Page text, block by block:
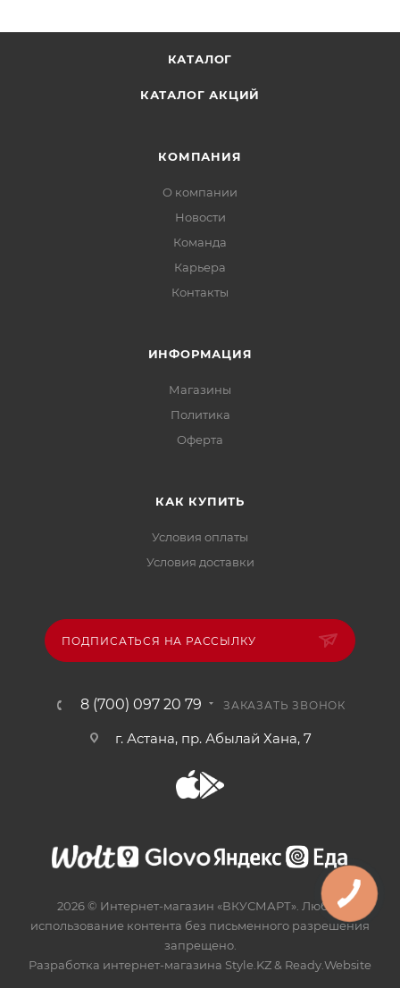
КАТАЛОГ
КАТАЛОГ АКЦИЙ
КОМПАНИЯ
О компании
Новости
Команда
Карьера
Контакты
ИНФОРМАЦИЯ
Магазины
Политика
Офертa
КАК КУПИТЬ
Условия оплаты
Условия доставки
ПОДПИСАТЬСЯ НА РАССЫЛКУ
8 (700) 097 20 79 ЗАКАЗАТЬ ЗВОНОК
г. Астана, пр. Абылай Хана, 7
2026 © Интернет-магазин «ВКУСМАРТ». Любое
использование контента без письменного разрешения
запрещено.
Разработка интернет-магазина Style.KZ& Ready.Website